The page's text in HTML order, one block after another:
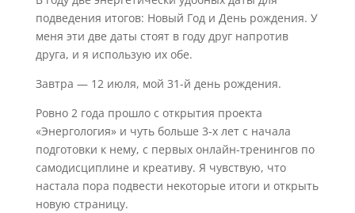
подведения итогов: Новый Год и День рождения. У
меня эти две даты стоят в году друг напротив
друга, и я использую их обе.
Завтра — 12 июля, мой 31-й день рождения.
Ровно 2 года прошло с открытия проекта
«Энергология» и чуть больше 3-х лет с начала
подготовки к нему, с первых онлайн-тренингов по
самодисциплине и креативу. Я чувствую, что
настала пора подвести некоторые итоги и открыть
новую страницу.